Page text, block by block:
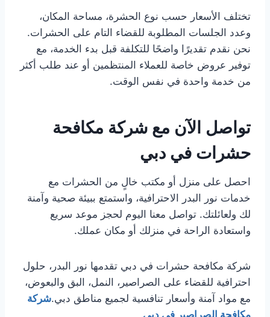
تختلف الأسعار حسب نوع الحشرة، مساحة المكان،
وعدد الجلسات المطلوبة للقضاء التام على الحشرات.
نحن نقدم تقديرًا واضحًا للتكلفة قبل بدء الخدمة، مع
توفير عروض خاصة للعملاء المنتظمين أو عند طلب أكثر
من خدمة واحدة في نفس الوقت.
تواصل الآن مع شركة مكافحة
حشرات في دبي
احصل على منزل أو مكتب خالٍ من الحشرات مع
خدمات نور البدر الاحترافية، واستمتع ببيئة صحية وآمنة
لك ولعائلتك. تواصل معنا اليوم لحجز موعد سريع
واستعادة الراحة في منزلك أو مكان عملك.
شركة مكافحة حشرات في دبي تقدمها نور البدر، حلول
احترافية للقضاء على الصراصير، النمل، البق والبعوض،
مع مواد آمنة وأسعار تنافسية لجميع مناطق دبي.شركة